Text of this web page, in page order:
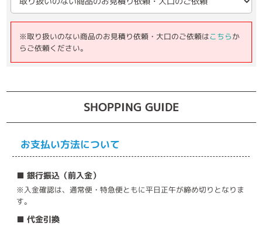
※取り扱いのない商品のお見積り依頼・大口のご依頼はこちらか
らご依頼ください。
SHOPPING GUIDE
お支払い方法について
■ 銀行振込（前入金）
※入金確認は、通常便・特急便ともに平日正午が締め切りとなりま
す。
■ 代金引換